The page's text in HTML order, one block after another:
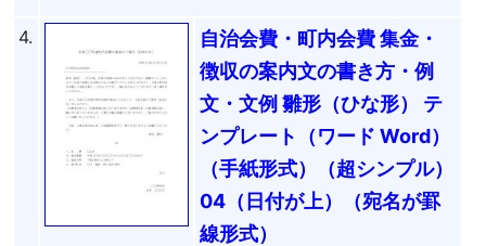
4.
自治会費・町内会費 集金・
徴収の案内文の書き方・例
文・文例 雛形（ひな形） テ
ンプレート（ワード Word）
（手紙形式）（超シンプル）
04（日付が上）（宛名が罫
線形式）